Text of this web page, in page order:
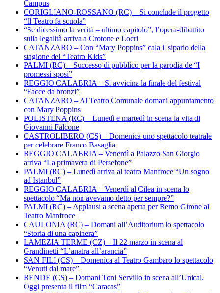
Campus
CORIGLIANO-ROSSANO (RC) – Si conclude il progetto
“Il Teatro fa scuola”
“Se dicessimo la verità – ultimo capitolo”, l’opera-dibattito
sulla legalità arriva a Crotone e Locri
CATANZARO – Con “Mary Poppins” cala il sipario della
stagione del “Teatro Kids”
PALMI (RC) – Successo di pubblico per la parodia de “I
promessi sposi”
REGGIO CALABRIA – Si avvicina la finale del festival
“Facce da bronzi”
CATANZARO – Al Teatro Comunale domani appuntamento
con Mary Poppins
POLISTENA (RC) – Lunedì e martedì in scena la vita di
Giovanni Falcone
CASTROLIBERO (CS) – Domenica uno spettacolo teatrale
per celebrare Franco Basaglia
REGGIO CALABRIA – Venerdì a Palazzo San Giorgio
arriva “La primavera di Persefone”
PALMI (RC) – Lunedì arriva al teatro Manfroce “Un sogno
ad Istanbul”
REGGIO CALABRIA – Venerdì al Cilea in scena lo
spettacolo “Ma non avevamo detto per sempre?”
PALMI (RC) – Applausi a scena aperta per Remo Girone al
Teatro Manfroce
CAULONIA (RC) – Domani all’Auditorium lo spettacolo
“Storia di una capinera”
LAMEZIA TERME (CZ) – Il 22 marzo in scena al
Grandinetti “L’anatra all’arancia”
SAN FILI (CS) – Domenica al Teatro Gambaro lo spettacolo
“Venuti dal mare”
RENDE (CS) – Domani Toni Servillo in scena all’Unical.
Oggi presenta il film “Caracas”